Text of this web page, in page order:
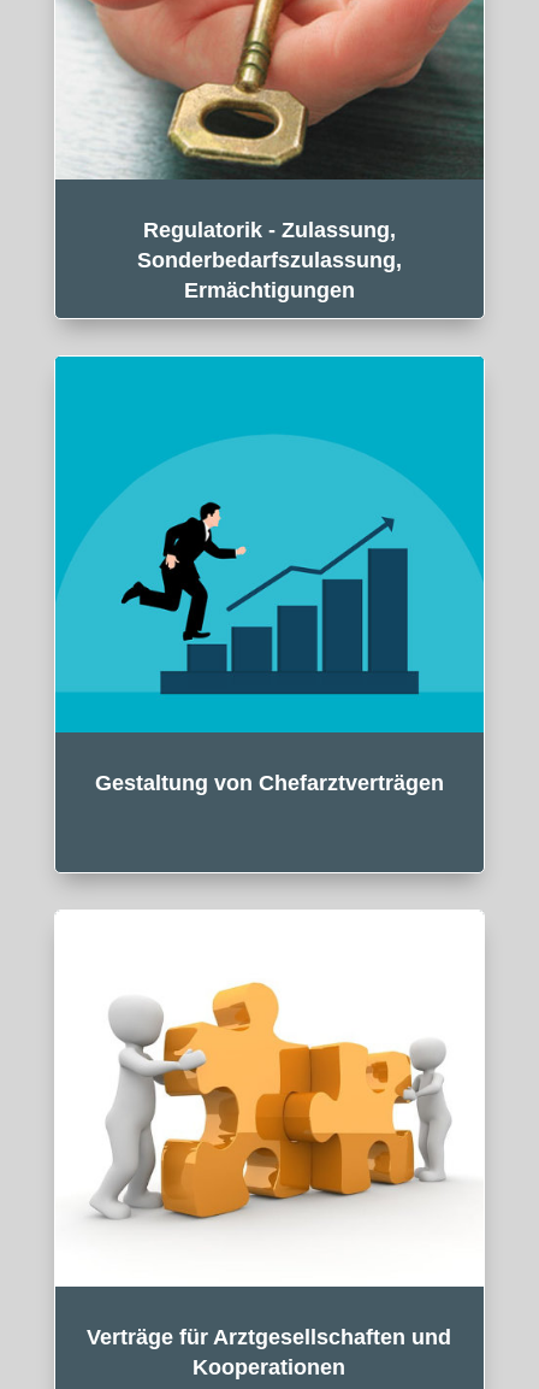
Regulatorik - Zulassung,
Sonderbedarfszulassung,
Ermächtigungen
Gestaltung von Chefarztverträgen
Verträge für Arztgesellschaften und
Kooperationen